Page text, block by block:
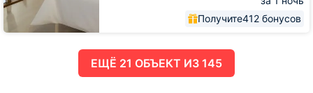
Получите412 бонусов
ЕЩË 21 ОБЪЕКТ ИЗ 145